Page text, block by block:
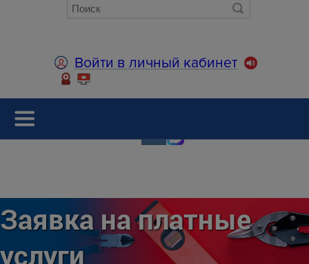
Войти в личный кабинет
Заявка на платные
услуги